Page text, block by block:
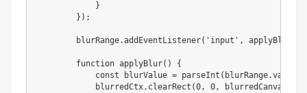
            }
        });
        blurRange.addEventListener('input', applyBlur);
        function applyBlur() {
            const blurValue = parseInt(blurRange.value);
blurredCtx.clearRect(0, 0,